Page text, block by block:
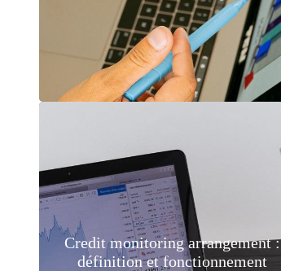
Credit monitoring arrangement :
définition et fonctionnement